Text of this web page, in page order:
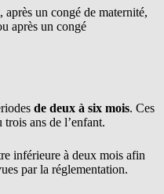
après un congé de maternité,
après un congé
de deux à six mois. Ces
trois ans de l’enfant.
inférieure à deux mois afin
par la réglementation.